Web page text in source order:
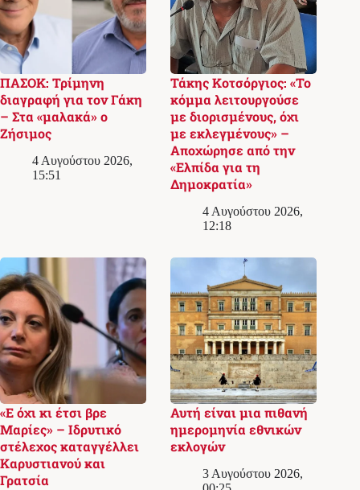
ΠΑΣΟΚ: Τρίμηνη
διαγραφή για τον Γάκη
– Στα «μαλακά» ο
Ζήσιμος
4 Αυγούστου 2026,
15:51
Τάκης Κοτσόργιος: «Το
κόμμα λειτουργούσε
με διορισμένους, όχι
με εκλεγμένους» –
Αποχώρησε από την
«Ελπίδα για τη
Δημοκρατία»
4 Αυγούστου 2026,
12:18
«Ε όχι κι έτσι βρε
Μαρίες» – Ιδρυτικό
στέλεχος καταγγέλλει
Καρυστιανού και
Γρατσία
Αυτή είναι μια πιθανή
ημερομηνία εθνικών
εκλογών
3 Αυγούστου 2026,